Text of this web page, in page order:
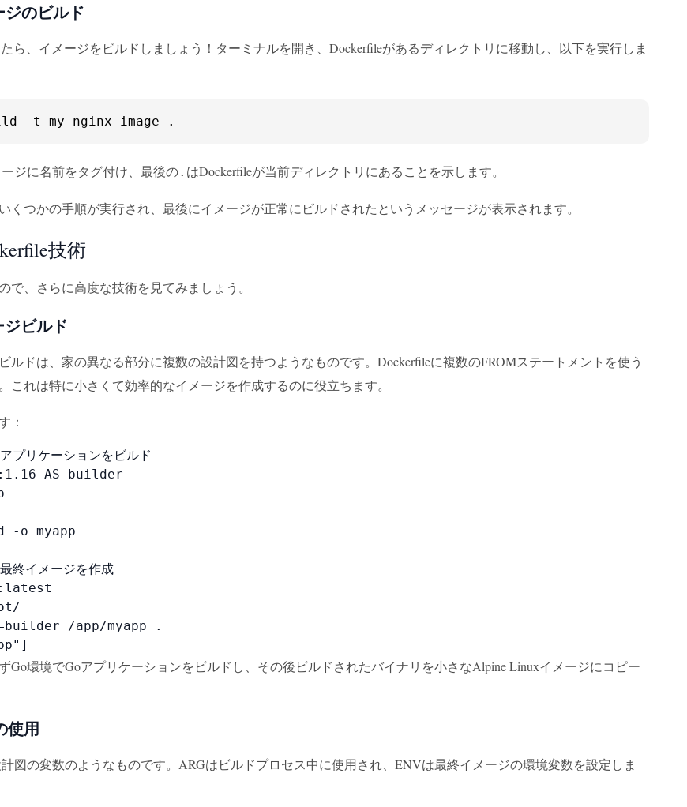
ジのビルド
ら、イメージをビルドしましょう！ターミナルを開き、Dockerfileがあるディレクトリに移動し、以下を実行しま
-t my-nginx-image .
ジに名前をタグ付け、最後の. はDockerfileが当前ディレクトリにあることを示します。
くつかの手順が実行され、最後にイメージが正常にビルドされたというメッセージが表示されます。
技術
で、さらに高度な技術を見てみましょう。
ビルド
ルドは、家の異なる部分に複数の設計図を持つようなものです。Dockerfileに複数のFROMステートメントを使う
これは特に小さくて効率的なイメージを作成するのに役立ちます。
：
リケーションをビルド
AS builder
-o myapp
終イメージを作成
/app/myapp .
Go環境でGoアプリケーションをビルドし、その後ビルドされたバイナリを小さなAlpine Linuxイメージにコピー
使用
図の変数のようなものです。ARGはビルドプロセス中に使用され、ENVは最終イメージの環境変数を設定しま